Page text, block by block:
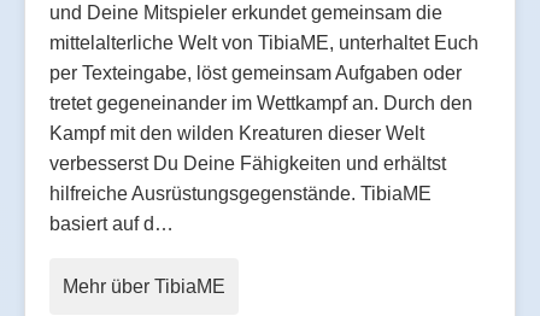
und Deine Mitspieler erkundet gemeinsam die
mittelalterliche Welt von TibiaME, unterhaltet Euch
per Texteingabe, löst gemeinsam Aufgaben oder
tretet gegeneinander im Wettkampf an. Durch den
Kampf mit den wilden Kreaturen dieser Welt
verbesserst Du Deine Fähigkeiten und erhältst
hilfreiche Ausrüstungsgegenstände. TibiaME
basiert auf d…
Mehr über TibiaME